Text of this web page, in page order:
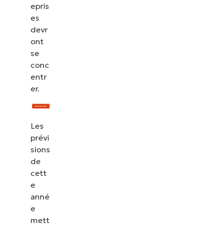
epris
es
devr
ont
se
conc
entr
er.
Les
prévi
sions
de
cett
e
anné
e
mett